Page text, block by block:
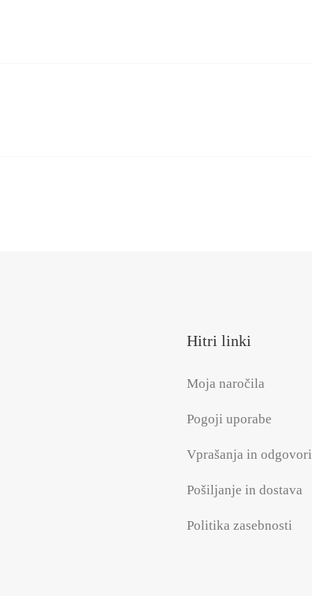
Hitri linki
Moja naročila
Pogoji uporabe
Vprašanja in odgovori
Pošiljanje in dostava
Politika zasebnosti